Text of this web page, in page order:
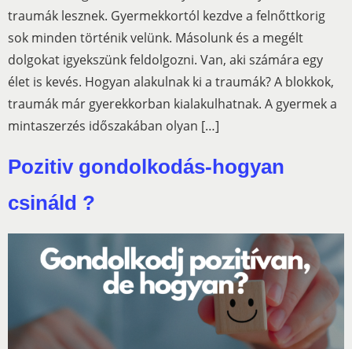
traumák lesznek. Gyermekkortól kezdve a felnőttkorig
sok minden történik velünk. Másolunk és a megélt
dolgokat igyekszünk feldolgozni. Van, aki számára egy
élet is kevés. Hogyan alakulnak ki a traumák? A blokkok,
traumák már gyerekkorban kialakulhatnak. A gyermek a
mintaszerzés időszakában olyan […]
Pozitiv gondolkodás-hogyan
csináld ?